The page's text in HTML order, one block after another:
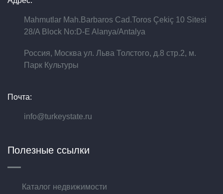
Mahmutlar Mah.Barbaros Cad.Toros Çekiç 10 Sitesi
28/A Block No:D-E Alanya/Antalya
Россия, Москва ул. Льва Толстого, д.8 стр.2, м.
Парк Культуры
Почта:
info@turkeystate.ru
Полезные ссылки
Каталог недвижимости